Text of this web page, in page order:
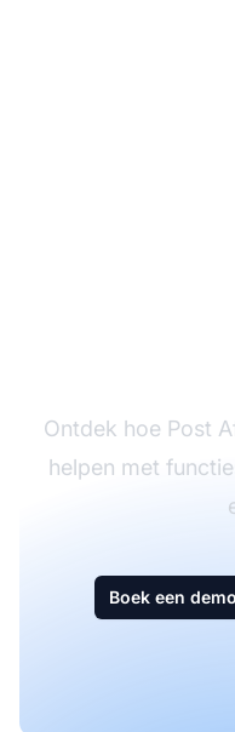
Ontdek hoe Post
helpen met
Boek een demo